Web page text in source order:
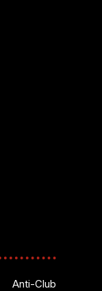
Anti-Club